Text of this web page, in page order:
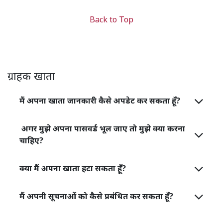
Back to Top
ग्राहक खाता
मैं अपना खाता जानकारी कैसे अपडेट कर सकता हूँ?
अगर मुझे अपना पासवर्ड भूल जाए तो मुझे क्या करना
चाहिए?
क्या मैं अपना खाता हटा सकता हूँ?
मैं अपनी सूचनाओं को कैसे प्रबंधित कर सकता हूँ?